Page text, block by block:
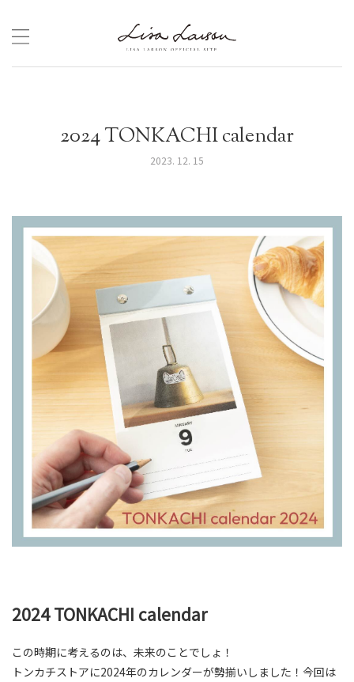
content
2024 TONKACHI calendar
2023. 12. 15
2024 TONKACHI calendar
この時期に考えるのは、未来のことでしょ！
トンカチストアに2024年のカレンダーが勢揃いしました！今回は